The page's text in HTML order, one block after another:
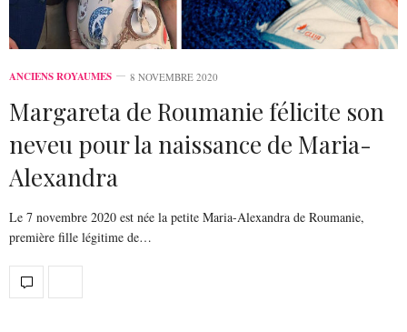
ANCIENS ROYAUMES 8 NOVEMBRE 2020
Margareta de Roumanie félicite son
neveu pour la naissance de Maria-
Alexandra
Le 7 novembre 2020 est née la petite Maria-Alexandra de Roumanie,
première fille légitime de…